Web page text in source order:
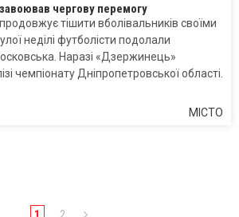
чергову перемогу
тішити вболівальників своїми
неділі футболісти подолали
Наразі «Дзержинець»
чемпіонату Дніпропетровської області.
МІСТО